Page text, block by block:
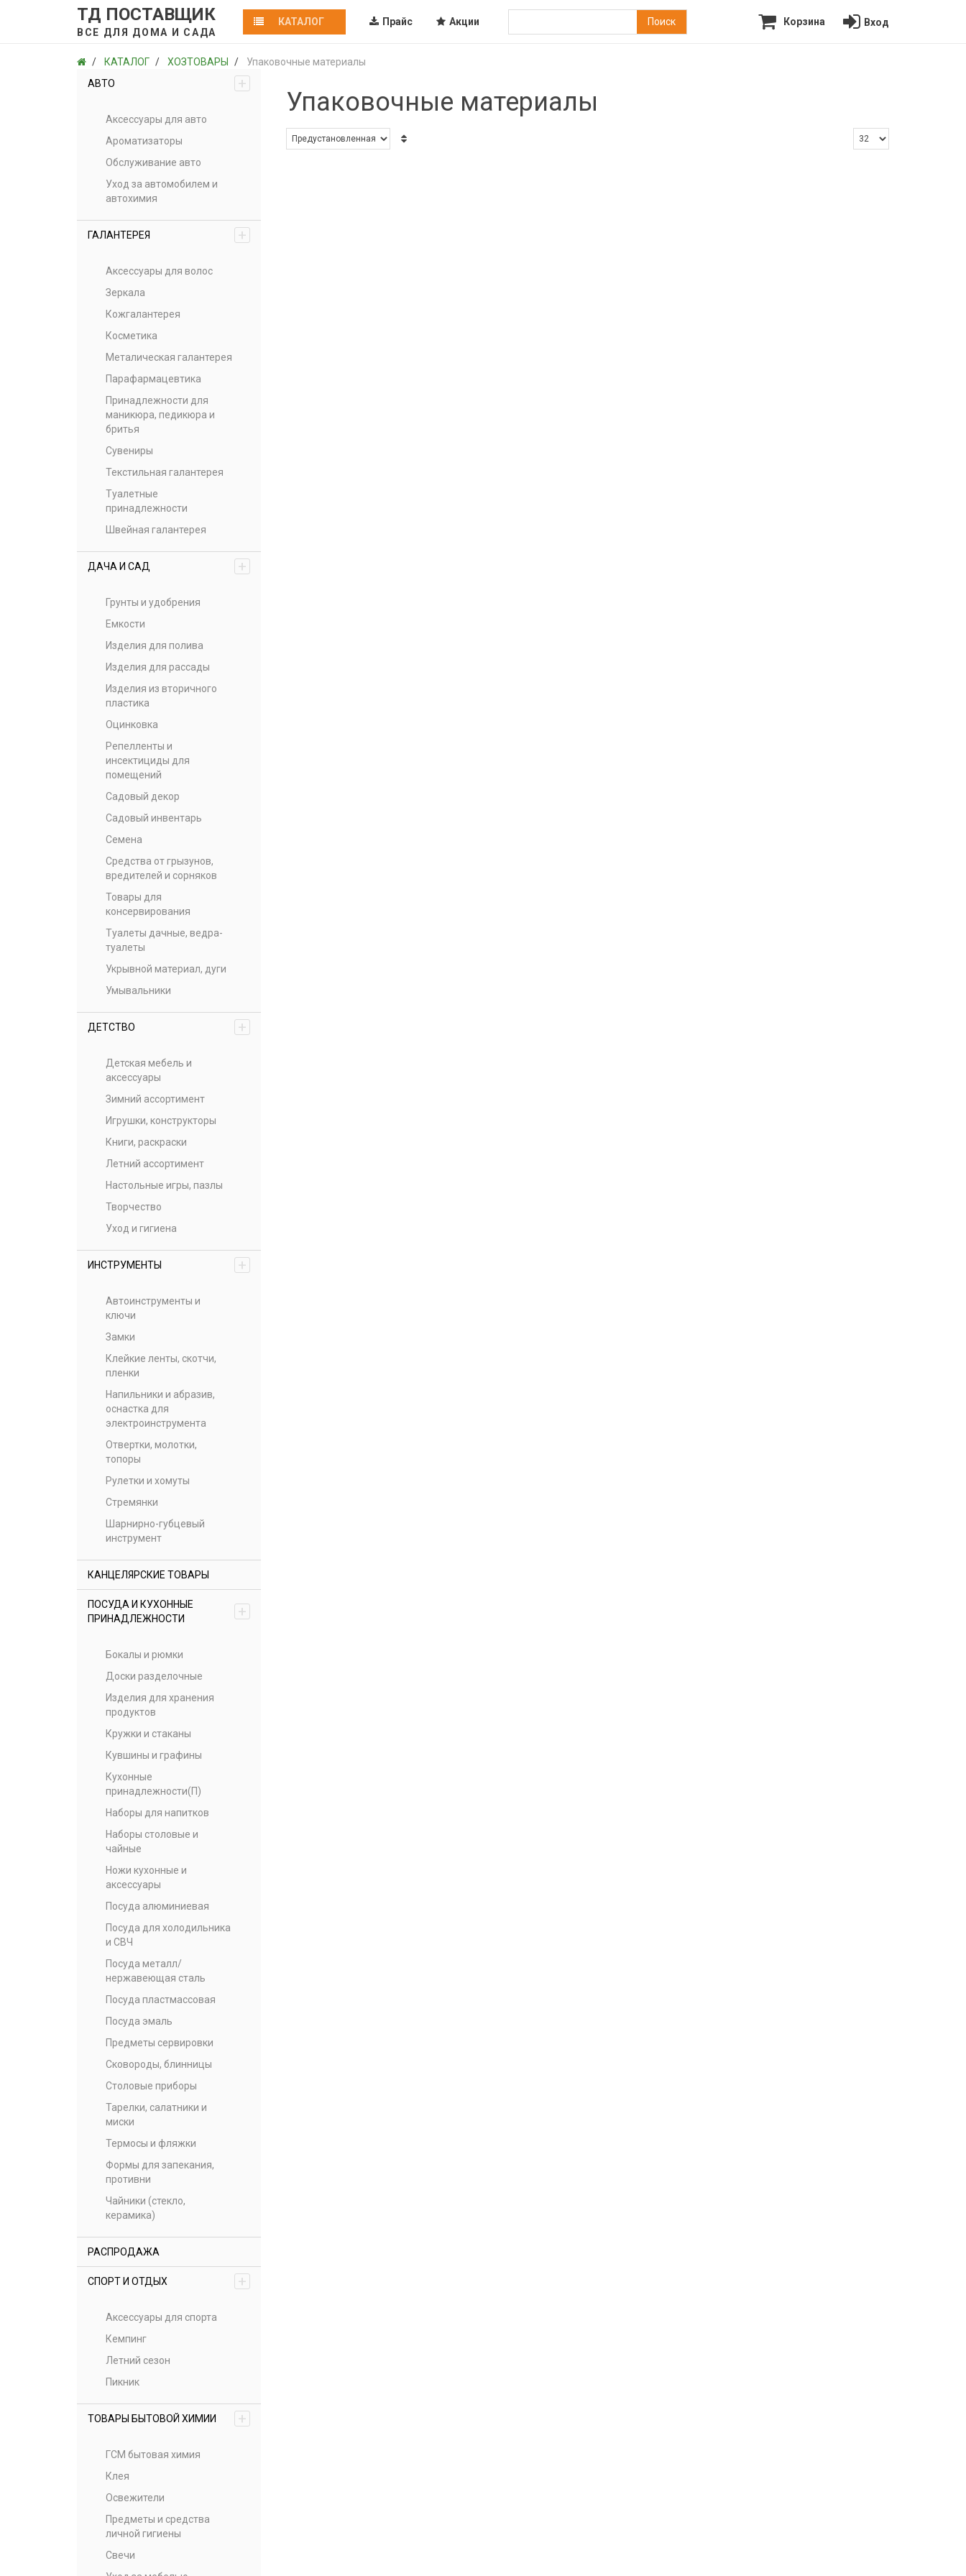
ТД ПОСТАВЩИК
ВСЕ ДЛЯ ДОМА И САДА
КАТАЛОГ Прайс Акции Корзина Вход
КАТАЛОГ ХОЗТОВАРЫ
Упаковочные материалы
АВТО
+
Аксессуары для авто
Ароматизаторы
Обслуживание авто
Уход за автомобилем и
автохимия
ГАЛАНТЕРЕЯ +
Аксессуары для волос
Зеркала
Кожгалантерея
Косметика
Металическая галантерея
Парафармацевтика
Принадлежности для
маникюра, педикюра и
бритья
Сувениры
Текстильная галантерея
Туалетные
принадлежности
Швейная галантерея
ДАЧА И САД +
Грунты и удобрения
Емкости
Изделия для полива
Изделия для рассады
Изделия из вторичного
пластика
Оцинковка
Репелленты и
инсектициды для
помещений
Садовый декор
Садовый инвентарь
Семена
Средства от грызунов,
вредителей и сорняков
Товары для
консервирования
Туалеты дачные, ведра-
туалеты
Укрывной материал, дуги
Умывальники
ДЕТСТВО +
Детская мебель и
аксессуары
Зимний ассортимент
Игрушки, конструкторы
Книги, раскраски
Летний ассортимент
Настольные игры, пазлы
Творчество
Уход и гигиена
ИНСТРУМЕНТЫ +
Автоинструменты и
ключи
Замки
Клейкие ленты, скотчи,
пленки
Напильники и абразив,
оснастка для
электроинструмента
Отвертки, молотки,
топоры
Рулетки и хомуты
Стремянки
Шарнирно-губцевый
инструмент
КАНЦЕЛЯРСКИЕ ТОВАРЫ
ПОСУДА И КУХОННЫЕ
ПРИНАДЛЕЖНОСТИ
+
Бокалы и рюмки
Доски разделочные
Изделия для хранения
продуктов
Кружки и стаканы
Кувшины и графины
Кухонные
принадлежности(П)
Наборы для напитков
Наборы столовые и
чайные
Ножи кухонные и
аксессуары
Посуда алюминиевая
Посуда для холодильника
и СВЧ
Посуда металл/
нержавеющая сталь
Посуда пластмассовая
Посуда эмаль
Предметы сервировки
Сковороды, блинницы
Столовые приборы
Тарелки, салатники и
миски
Термосы и фляжки
Формы для запекания,
противни
Чайники (стекло,
керамика)
РАСПРОДАЖА
СПОРТ И ОТДЫХ +
Аксессуары для спорта
Кемпинг
Летний сезон
Пикник
ТОВАРЫ БЫТОВОЙ ХИМИИ +
ГСМ бытовая химия
Клея
Освежители
Предметы и средства
личной гигиены
Свечи
Упаковочные материалы